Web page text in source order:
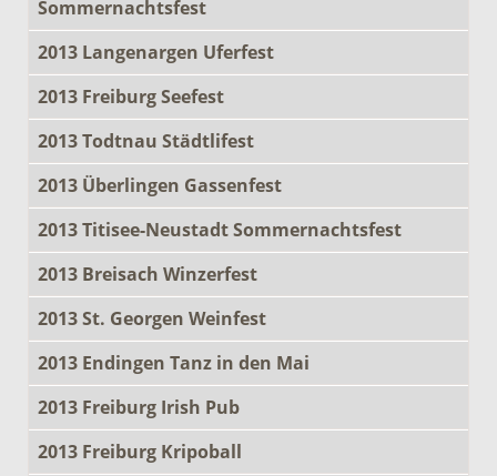
Sommernachtsfest
2013 Langenargen Uferfest
2013 Freiburg Seefest
2013 Todtnau Städtlifest
2013 Überlingen Gassenfest
2013 Titisee-Neustadt Sommernachtsfest
2013 Breisach Winzerfest
2013 St. Georgen Weinfest
2013 Endingen Tanz in den Mai
2013 Freiburg Irish Pub
2013 Freiburg Kripoball